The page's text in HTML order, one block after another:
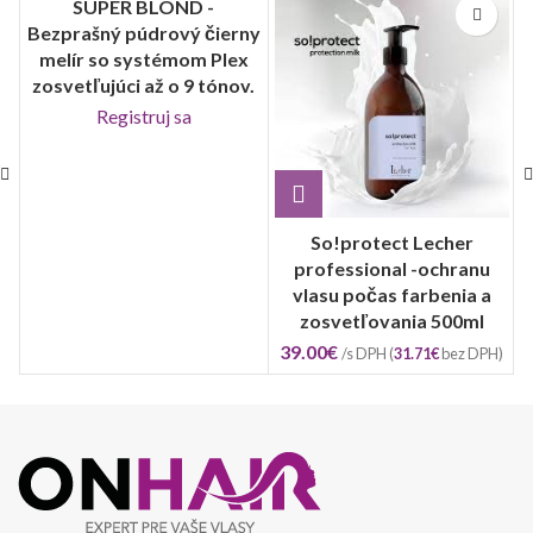
SUPER BLOND -
Bezprašný púdrový čierny
melír so systémom Plex
zosvetľujúci až o 9 tónov.
Registruj sa
So!protect Lecher
professional -ochranu
vlasu počas farbenia a
zosvetľovania 500ml
39.00€ /s DPH (31.71€bez DPH)